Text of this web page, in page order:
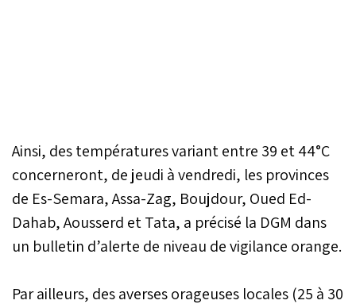
Ainsi, des températures variant entre 39 et 44°C
concerneront, de jeudi à vendredi, les provinces
de Es-Semara, Assa-Zag, Boujdour, Oued Ed-
Dahab, Aousserd et Tata, a précisé la DGM dans
un bulletin d’alerte de niveau de vigilance orange.
Par ailleurs, des averses orageuses locales (25 à 30